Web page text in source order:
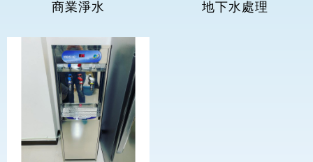
商業淨水 地下水處理